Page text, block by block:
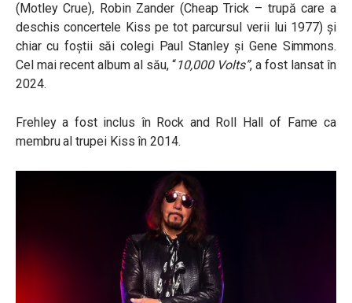
(Motley Crue), Robin Zander (Cheap Trick – trupă care a
deschis concertele Kiss pe tot parcursul verii lui 1977) și
chiar cu foștii săi colegi Paul Stanley și Gene Simmons.
Cel mai recent album al său, “10,000 Volts”, a fost lansat în
2024.
Frehley a fost inclus în Rock and Roll Hall of Fame ca
membru al trupei Kiss în 2014.